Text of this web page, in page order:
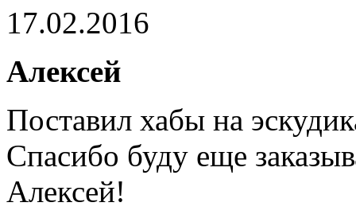
17.02.2016
Алексей
Поставил хабы на
Спасибо буду еще
Алексей!